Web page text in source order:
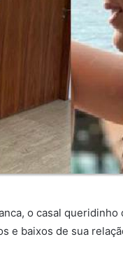
o casal
e baixos de sua